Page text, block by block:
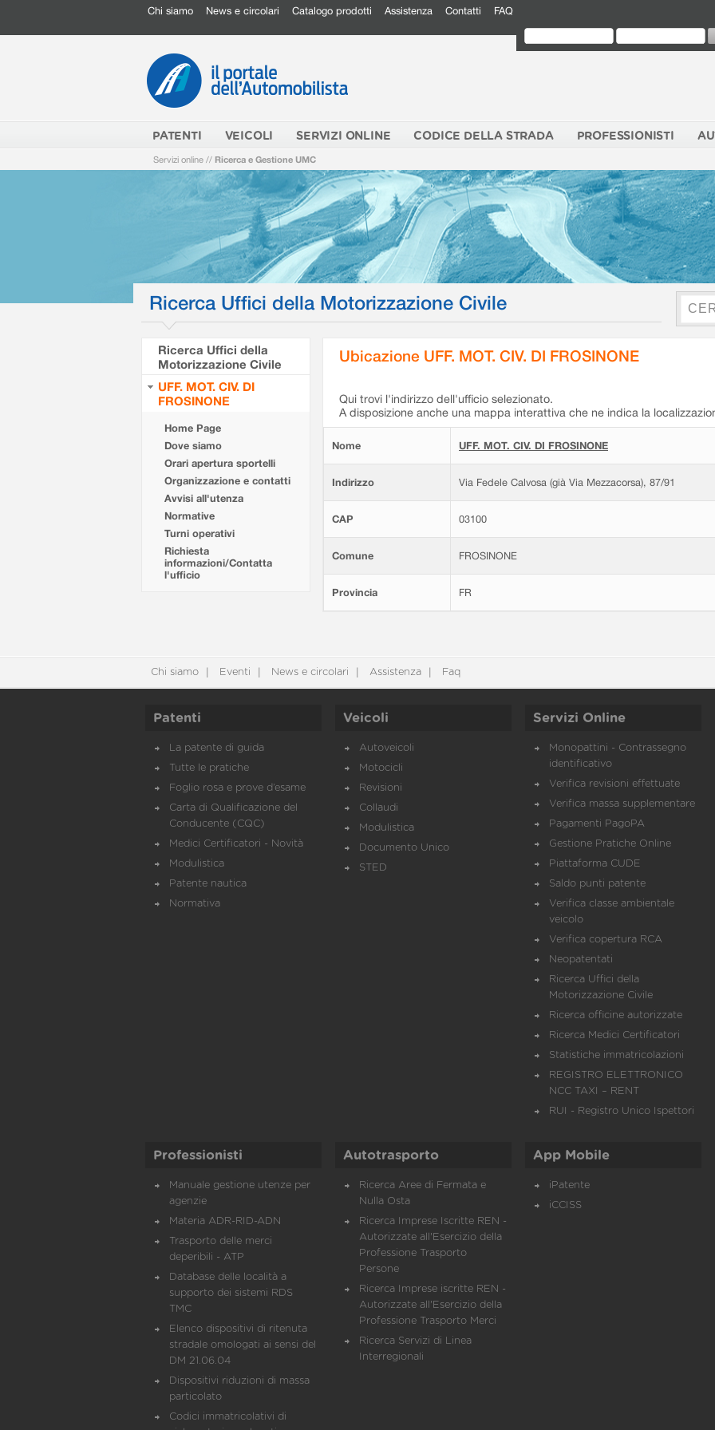
Chi siamo News e circolari Catalogo prodotti Assistenza Contatti FAQ
PATENTI VEICOLI SERVIZI ONLINE CODICE DELLA STRADA PROFESSIONISTI
Servizi online // Ricerca e Gestione UMC
Ricerca Uffici della Motorizzazione Civile
Ricerca Uffici della
Motorizzazione Civile
UFF. MOT. CIV. DI
FROSINONE
Home Page
Dove siamo
Orari apertura sportelli
Organizzazione e contatti
Avvisi all'utenza
Normative
Turni operativi
Richiesta
informazioni/Contatta
l'ufficio
Ubicazione UFF. MOT. CIV. DI FROSINONE
Qui trovi l'indirizzo dell'ufficio selezionato.
A disposizione anche una mappa interattiva che ne indica la
Nome UFF. MOT. CIV. DI FROSINONE
Indirizzo Via Fedele Calvosa (già Via Mezzacorsa), 87/91
CAP 03100
Comune FROSINONE
Provincia FR
Chi siamo Eventi News e circolari Assistenza Faq
Patenti
La patente di guida
Tutte le pratiche
Foglio rosa e prove d’esame
Carta di Qualificazione del
Conducente (CQC)
Medici Certificatori - Novità
Modulistica
Patente nautica
Normativa
Veicoli
Autoveicoli
Motocicli
Revisioni
Collaudi
Modulistica
Documento Unico
STED
Servizi Online
Monopattini - Contrassegno
identificativo
Verifica revisioni effettuate
Verifica massa supplementare
Pagamenti PagoPA
Gestione Pratiche Online
Piattaforma CUDE
Saldo punti patente
Verifica classe ambientale
veicolo
Verifica copertura RCA
Neopatentati
Ricerca Uffici della
Motorizzazione Civile
Ricerca officine autorizzate
Ricerca Medici Certificatori
Statistiche immatricolazioni
REGISTRO ELETTRONICO
NCC TAXI – RENT
RUI - Registro Unico Ispettori
Professionisti
Manuale gestione utenze per
agenzie
Materia ADR-RID-ADN
Trasporto delle merci
deperibili - ATP
Database delle località a
supporto dei sistemi RDS
TMC
Elenco dispositivi di ritenuta
stradale omologati ai sensi del
DM 21.06.04
Dispositivi riduzioni di massa
particolato
Codici immatricolativi di
Autotrasporto
Ricerca Aree di Fermata e
Nulla Osta
Ricerca Imprese Iscritte REN -
Autorizzate all'Esercizio della
Professione Trasporto
Persone
Ricerca Imprese iscritte REN -
Autorizzate all'Esercizio della
Professione Trasporto Merci
Ricerca Servizi di Linea
Interregionali
App Mobile
iPatente
iCCISS